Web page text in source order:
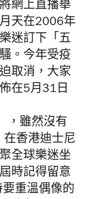
網上直播舉
天在2006年
迷訂下 「五
。今年受疫
取消，大家
在5月31日
，雖然沒有
在香港迪士尼
全球樂迷坐
時記得留意
要重溫偶像的